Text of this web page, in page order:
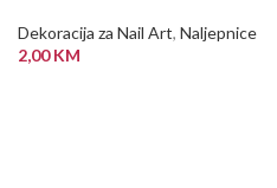
Dekoracija za Nail Art, Naljepnice
2,00KM